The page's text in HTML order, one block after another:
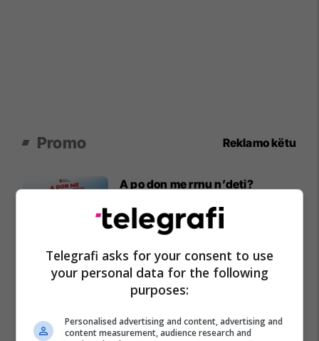
Promo Reklamo këtu
A po don me rrnu n’deti?
banesë
Banka Ekonomike
Plan B Creative rrit ndikimin e
biznesit tuaj online
Telegrafi asks for your consent to use
your personal data for the following
purposes:
Personalised advertising and content, advertising and
content measurement, audience research and